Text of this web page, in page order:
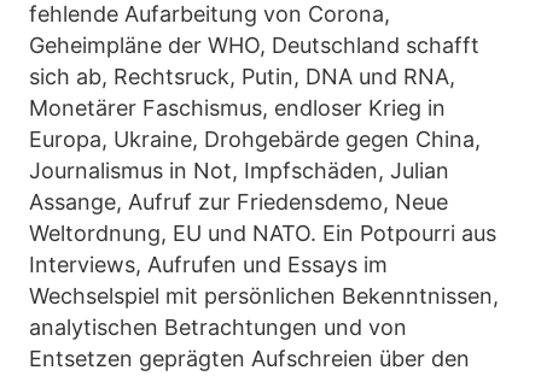
fehlende Aufarbeitung von Corona,
Geheimpläne der WHO, Deutschland schafft
sich ab, Rechtsruck, Putin, DNA und RNA,
Monetärer Faschismus, endloser Krieg in
Europa, Ukraine, Drohgebärde gegen China,
Journalismus in Not, Impfschäden, Julian
Assange, Aufruf zur Friedensdemo, Neue
Weltordnung, EU und NATO. Ein Potpourri aus
Interviews, Aufrufen und Essays im
Wechselspiel mit persönlichen Bekenntnissen,
analytischen Betrachtungen und von
Entsetzen geprägten Aufschreien über den